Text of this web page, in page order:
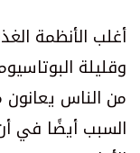
أغلب الأنظمة
وقليلة
من الناس
السبب أيضًا في